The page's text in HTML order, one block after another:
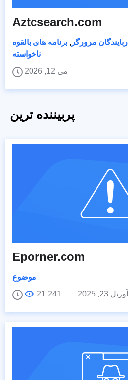
Aztcsearch.com
ربایندگان مرورگر , برنامه های بالقوه
ناخواسته
می 12, 2026
پربیننده ترین
Eporner.com
موضوع
آوریل 23, 2025
21,241